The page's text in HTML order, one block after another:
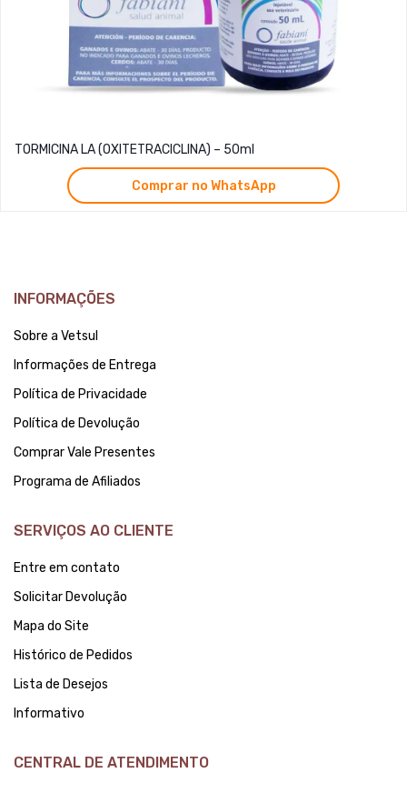
TORMICINA LA (OXITETRACICLINA) – 50ml
Comprar no WhatsApp
INFORMAÇÕES
Sobre a Vetsul
Informações de Entrega
Política de Privacidade
Política de Devolução
Comprar Vale Presentes
Programa de Afiliados
SERVIÇOS AO CLIENTE
Entre em contato
Solicitar Devolução
Mapa do Site
Histórico de Pedidos
Lista de Desejos
Informativo
CENTRAL DE ATENDIMENTO